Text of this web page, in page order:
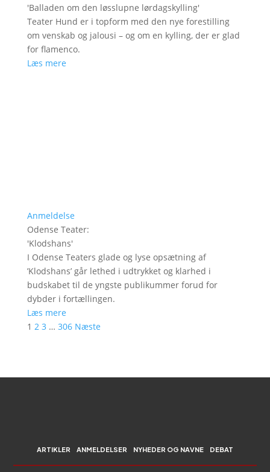
'Balladen om den løsslupne lørdagskylling'
Teater Hund er i topform med den nye forestilling
om venskab og jalousi – og om en kylling, der er glad
for flamenco.
Læs mere
Anmeldelse
Odense Teater:
'Klodshans'
I Odense Teaters glade og lyse opsætning af
’Klodshans’ går lethed i udtrykket og klarhed i
budskabet til de yngste publikummer forud for
dybder i fortællingen.
Læs mere
1 2 3 … 306 Næste
ARTIKLER ANMELDELSER NYHEDER OG NAVNE DEBAT